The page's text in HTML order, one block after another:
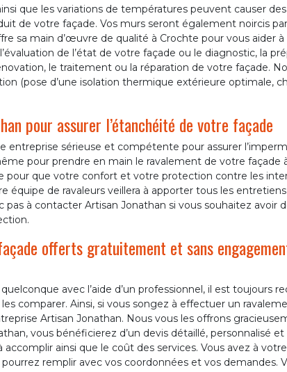
que les variations de températures peuvent causer
de votre façade. Vos murs seront également noircis
sa main d’œuvre de qualité à Crochte pour vous aider
de l’état de votre façade ou le diagnostic, la
le traitement ou la réparation de votre façade.
(pose d’une isolation thermique extérieure optimale,
pour assurer l’étanchéité de votre façade
entreprise sérieuse et compétente pour assurer
pour prendre en main le ravalement de votre façade
pour que votre confort et votre protection contre les
équipe de ravaleurs veillera à apporter tous les
pas à contacter Artisan Jonathan si vous souhaitez avoir
offerts gratuitement et sans
avec l’aide d’un professionnel, il est toujours
comparer. Ainsi, si vous songez à effectuer un
Artisan Jonathan. Nous vous les offrons
vous bénéficierez d’un devis détaillé, personnalisé
accomplir ainsi que le coût des services. Vous avez à
remplir avec vos coordonnées et vos demandes.